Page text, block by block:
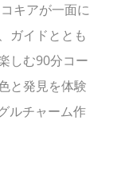
キアが一面に
ガイドととも
しむ90分コー
と発見を体験
ルチャーム作